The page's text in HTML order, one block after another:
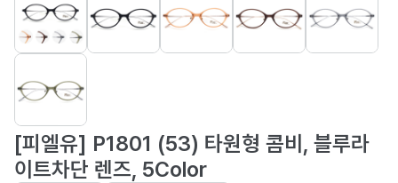
[피엘유] P1801 (53) 타원형 콤비, 블루라
이트차단 렌즈, 5Color